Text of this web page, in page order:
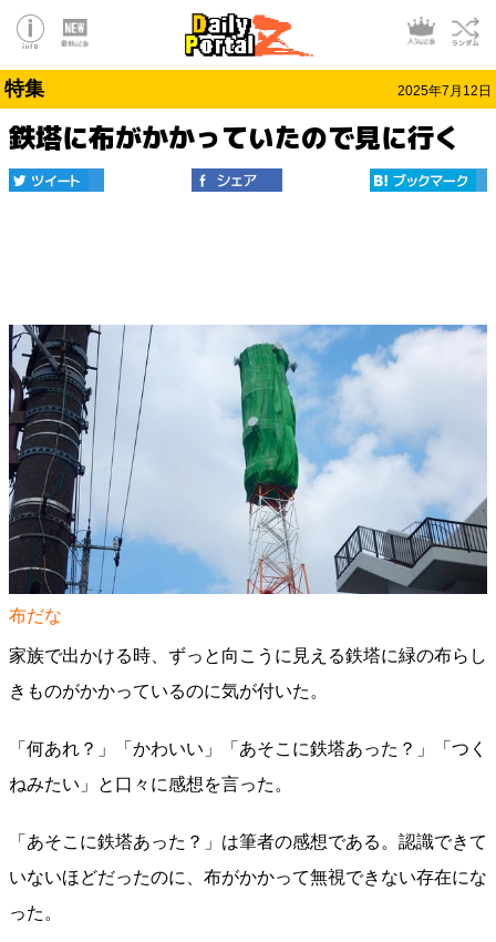
特集 2025年7月12日
鉄塔に布がかかっていたので見に行く
布だな
家族で出かける時、ずっと向こうに見える鉄塔に緑の布らし
きものがかかっているのに気が付いた。
「何あれ？」「かわいい」「あそこに鉄塔あった？」「つく
ねみたい」と口々に感想を言った。
「あそこに鉄塔あった？」は筆者の感想である。認識できて
いないほどだったのに、布がかかって無視できない存在にな
った。